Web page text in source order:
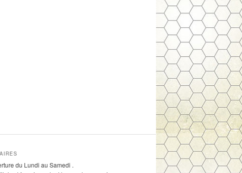
du Lundi au Samedi .